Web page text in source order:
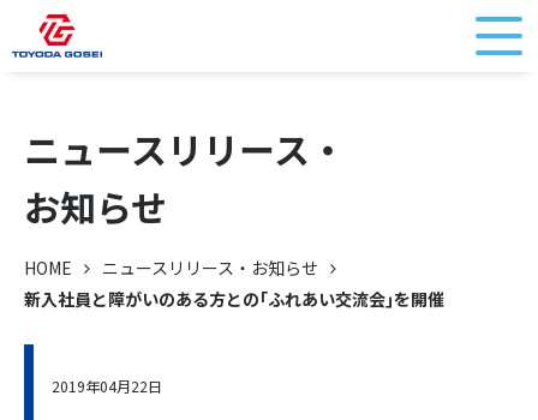
ニュースリリース・
お知らせ
HOME
ニュースリリース・お知らせ
新入社員と障がいのある方との｢ふれあい交流会｣を開催
2019年04月22日